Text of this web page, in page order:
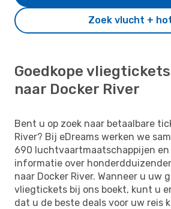
Zoek vlucht +
Goedkope
naar Docker River
Bent u op zoek naar betaalbare
River? Bij eDreams werken we
690 luchtvaartmaatschappijen en
informatie over
naar Docker River. Wanneer u uw
vliegtickets bij ons boekt, kunt u
dat u de beste deals voor uw reis